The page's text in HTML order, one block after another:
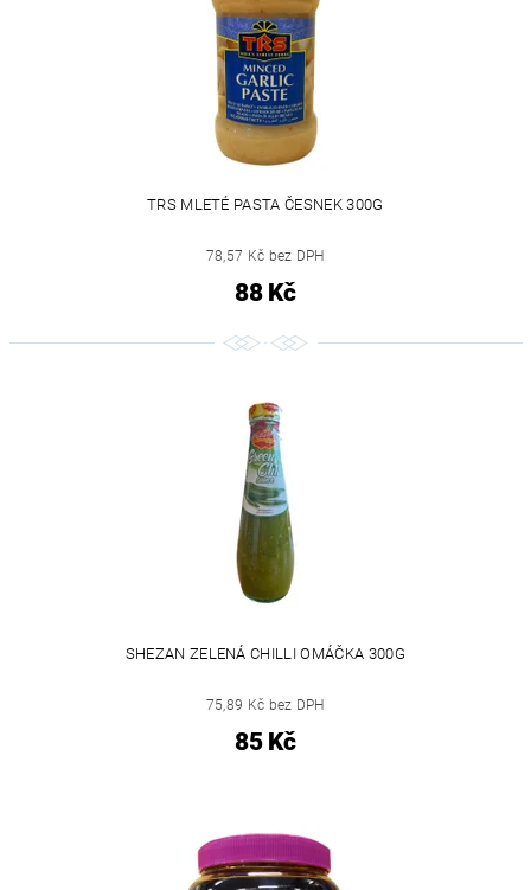
TRS MLETÉ PASTA ČESNEK 300G
78,57 Kč bez DPH
88 Kč
SHEZAN ZELENÁ CHILLI OMÁČKA 300G
75,89 Kč bez DPH
85 Kč